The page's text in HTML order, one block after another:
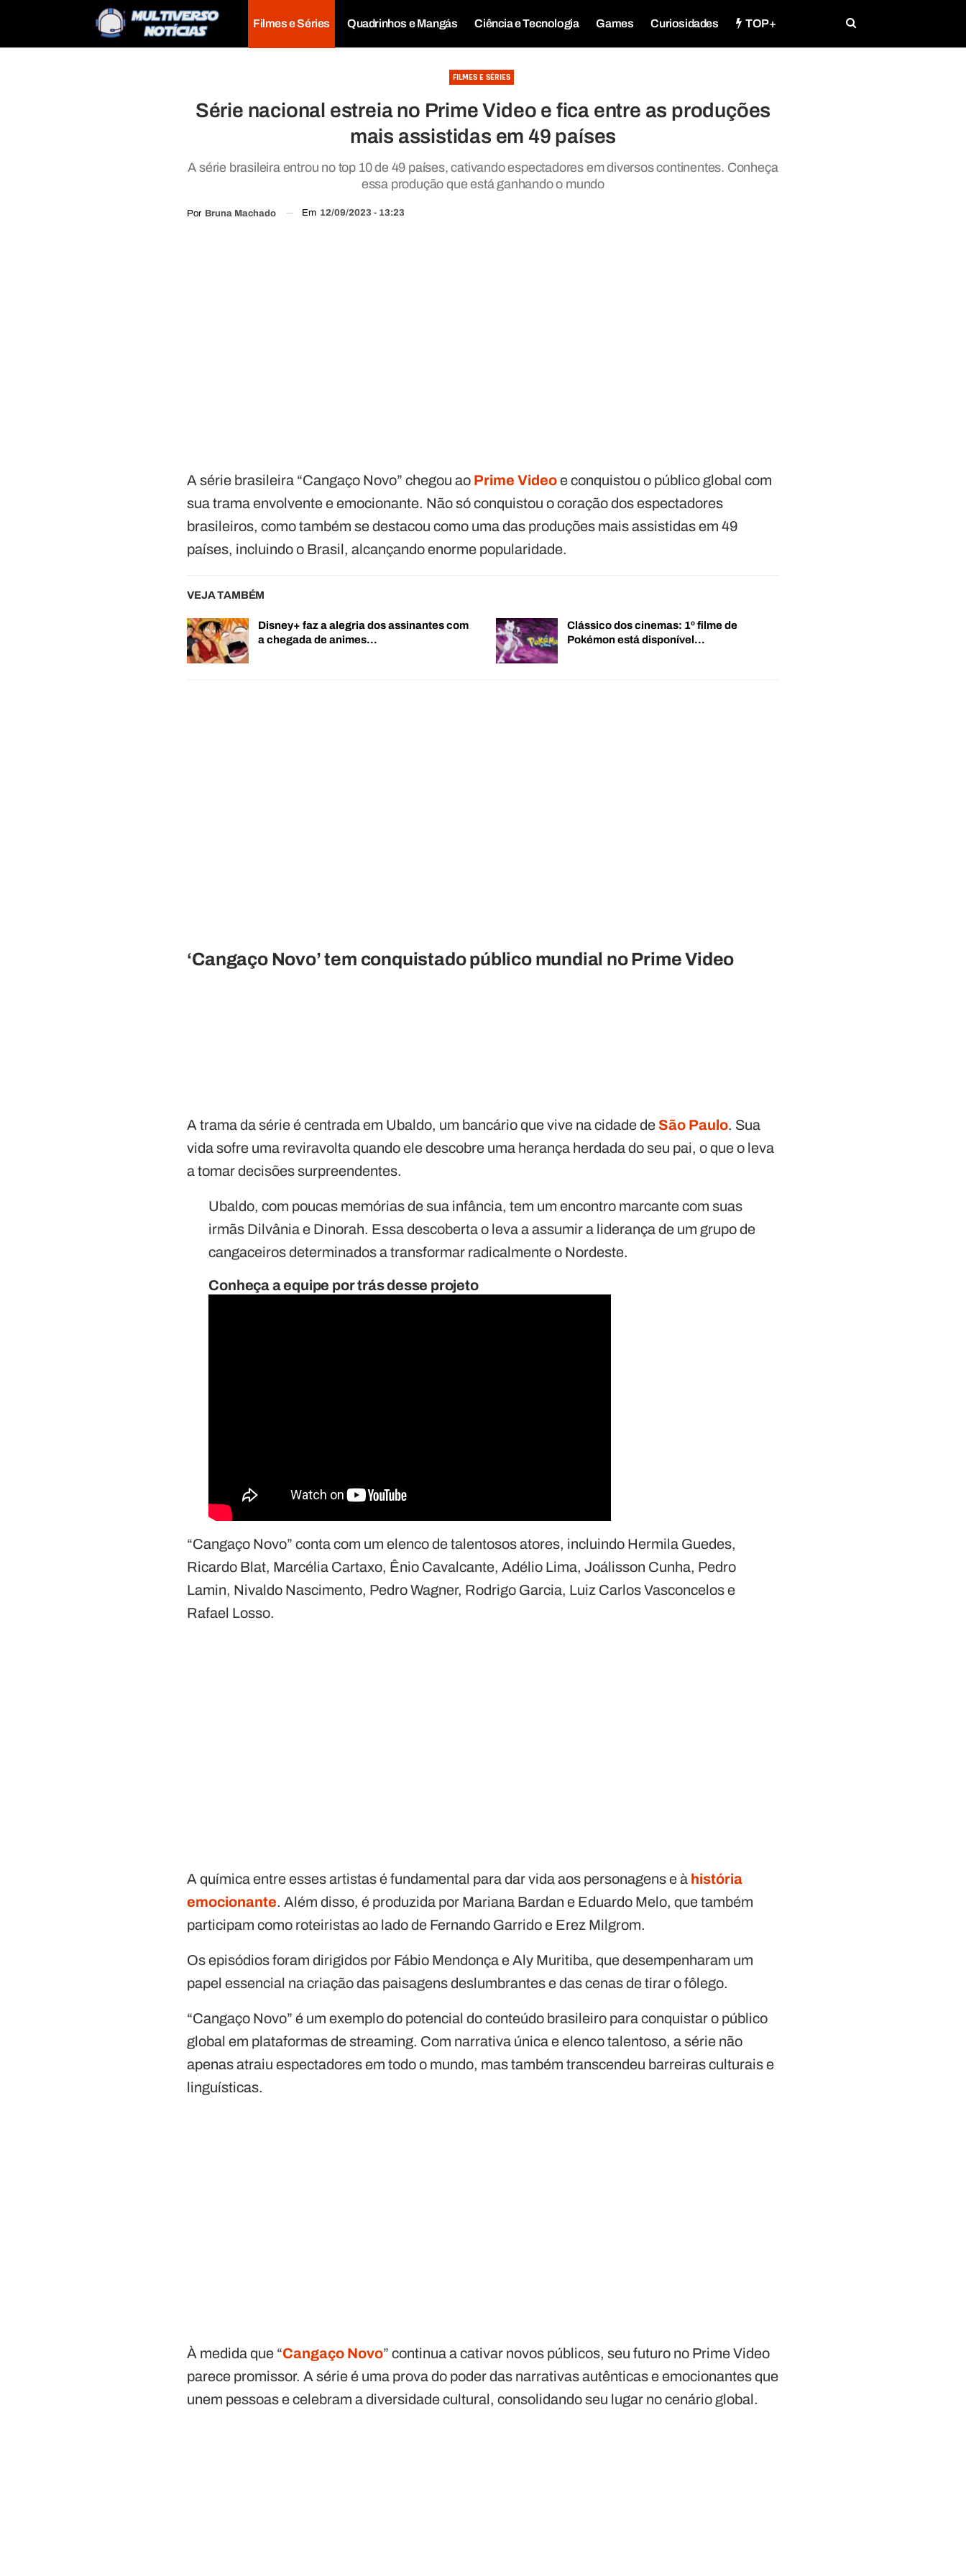
Filmes e Séries Quadrinhos e Mangás Ciência e Tecnologia Games Curiosidades TOP+
FILMES E SÉRIES
Série nacional estreia no Prime Video e fica entre as produções
mais assistidas em 49 países
A série brasileira entrou no top 10 de 49 países, cativando espectadores em diversos continentes. Conheça
essa produção que está ganhando o mundo
Por Bruna Machado Em 12/09/2023 - 13:23
A série brasileira “Cangaço Novo” chegou ao Prime Videoe conquistou o público global com
sua trama envolvente e emocionante. Não só conquistou o coração dos espectadores
brasileiros, como também se destacou como uma das produções mais assistidas em 49
países, incluindo o Brasil, alcançando enorme popularidade.
VEJA TAMBÉM
Disney+ faz a alegria dos assinantes com
a chegada de animes…
Clássico dos cinemas: 1º filme de
Pokémon está disponível…
‘Cangaço Novo’ tem conquistado público mundial no Prime Video
A trama da série é centrada em Ubaldo, um bancário que vive na cidade de São Paulo. Sua
vida sofre uma reviravolta quando ele descobre uma herança herdada do seu pai, o que o leva
a tomar decisões surpreendentes.
Ubaldo, com poucas memórias de sua infância, tem um encontro marcante com suas
irmãs Dilvânia e Dinorah. Essa descoberta o leva a assumir a liderança de um grupo de
cangaceiros determinados a transformar radicalmente o Nordeste.
Conheça a equipe por trás desse projeto
“Cangaço Novo” conta com um elenco de talentosos atores, incluindo Hermila Guedes,
Ricardo Blat, Marcélia Cartaxo, Ênio Cavalcante, Adélio Lima, Joálisson Cunha, Pedro
Lamin, Nivaldo Nascimento, Pedro Wagner, Rodrigo Garcia, Luiz Carlos Vasconcelos e
Rafael Losso.
A química entre esses artistas é fundamental para dar vida aos personagens e à história
emocionante. Além disso, é produzida por Mariana Bardan e Eduardo Melo, que também
participam como roteiristas ao lado de Fernando Garrido e Erez Milgrom.
Os episódios foram dirigidos por Fábio Mendonça e Aly Muritiba, que desempenharam um
papel essencial na criação das paisagens deslumbrantes e das cenas de tirar o fôlego.
“Cangaço Novo” é um exemplo do potencial do conteúdo brasileiro para conquistar o público
global em plataformas de streaming. Com narrativa única e elenco talentoso, a série não
apenas atraiu espectadores em todo o mundo, mas também transcendeu barreiras culturais e
linguísticas.
À medida que “Cangaço Novo” continua a cativar novos públicos, seu futuro no Prime Video
parece promissor. A série é uma prova do poder das narrativas autênticas e emocionantes que
unem pessoas e celebram a diversidade cultural, consolidando seu lugar no cenário global.